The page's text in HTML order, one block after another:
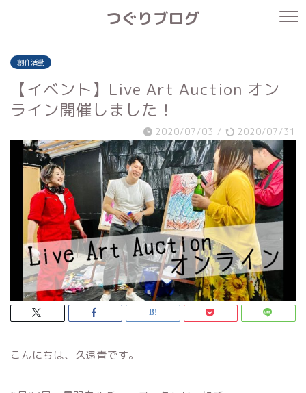
つぐりブログ
創作活動
【イベント】Live Art Auction オン
ライン開催しました！
2020/07/03 / 2020/07/31
こんにちは、久遠青です。